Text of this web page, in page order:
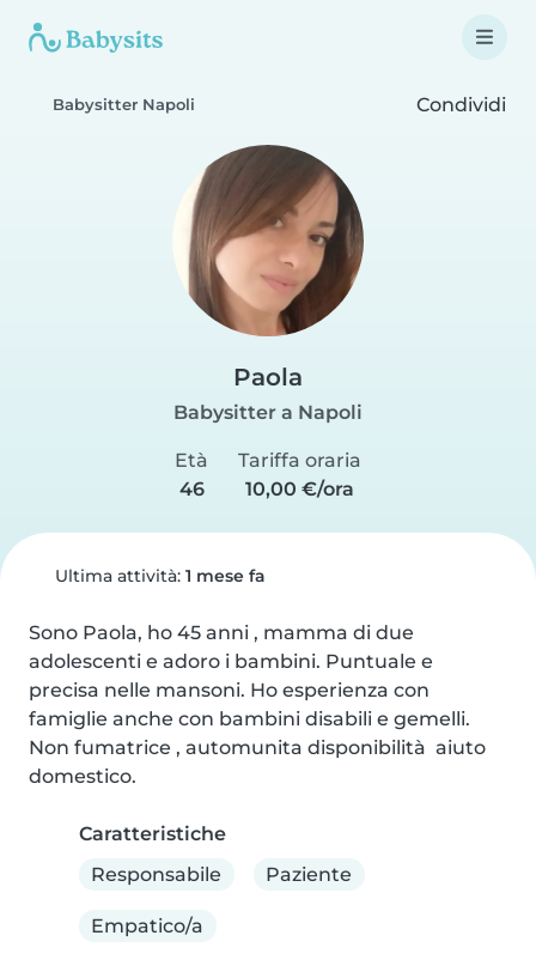
Babysitter Napoli Condividi
Paola
Babysitter a Napoli
Età
46
Tariffa oraria
10,00 €/ora
Ultima attività: 1 mese fa
Sono Paola, ho 45 anni , mamma di due
adolescenti e adoro i bambini. Puntuale e
precisa nelle mansoni. Ho esperienza con
famiglie anche con bambini disabili e gemelli.
Non fumatrice , automunita disponibilità  aiuto
domestico.
Caratteristiche
Responsabile
Paziente
Empatico/a